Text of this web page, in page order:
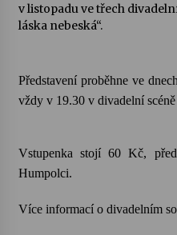
28. 7. 2026
28. 7. 2026
23. 7. 2026
v listopadu ve třech
láska nebeská“.
Představení proběhne ve
vždy v 19.30 v divadelní
Vstupenka stojí 60 Kč,
Humpolci.
Více informací o divadelním